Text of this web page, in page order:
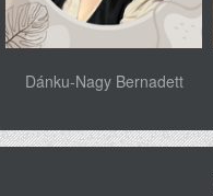
Dánku-Nagy Bernadett